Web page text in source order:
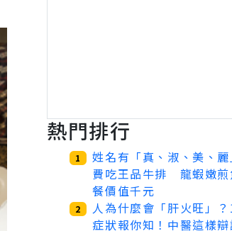
熱門排行
1
姓名有「真、淑、美、
費吃王品牛排 龍蝦嫩煎
餐價值千元
2
人為什麼會「肝火旺」
症狀報你知！中醫這樣